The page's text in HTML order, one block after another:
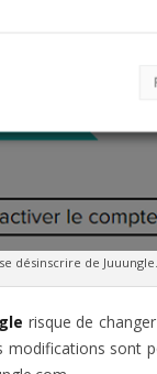
désinscrire de
risque de
modifications sont